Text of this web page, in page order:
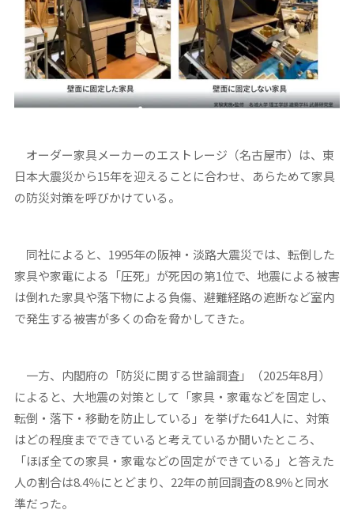
オーダー家具メーカーのエストレージ（名古屋市）は、東
日本大震災から15年を迎えることに合わせ、あらためて家具
の防災対策を呼びかけている。
同社によると、1995年の阪神・淡路大震災では、転倒した
家具や家電による「圧死」が死因の第1位で、地震による被害
は倒れた家具や落下物による負傷、避難経路の遮断など室内
で発生する被害が多くの命を脅かしてきた。
一方、内閣府の「防災に関する世論調査」（2025年8月）
によると、大地震の対策として「家具・家電などを固定し、
転倒・落下・移動を防止している」を挙げた641人に、対策
はどの程度までできていると考えているか聞いたところ、
「ほぼ全ての家具・家電などの固定ができている」と答えた
人の割合は8.4％にとどまり、22年の前回調査の8.9％と同水
準だった。